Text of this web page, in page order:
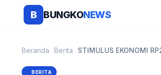
B BUNGKONEWS
Beranda Berita
BERITA